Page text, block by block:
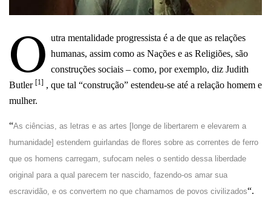
O utra mentalidade progressista é a de que as relações
humanas, assim como as Nações e as Religiões, são
construções sociais – como, por exemplo, diz Judith
Butler [1] , que tal “construção” estendeu-se até a relação homem e
mulher.
“As ciências, as letras e as artes [longe de libertarem e elevarem a
humanidade] estendem guirlandas de ﬂores sobre as correntes de ferro
que os homens carregam, sufocam neles o sentido dessa liberdade
original para a qual parecem ter nascido, fazendo-os amar sua
escravidão, e os convertem no que chamamos de povos civilizados“.